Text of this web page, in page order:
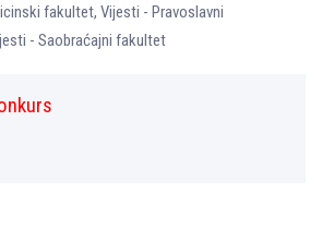
fakultet, Vijesti - Pravoslavni
- Saobraćajni fakultet